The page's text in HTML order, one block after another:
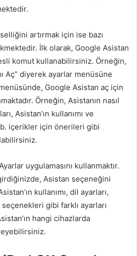
artırmak için ise bazı
İlk olarak, Google Asistan
komut kullanabilirsiniz. Örneğin,
Aç” diyerek ayarlar menüsüne
Google Asistan aç için
Örneğin, Asistanın nasıl
Asistan’ın kullanımı ve
içerikler için önerileri gibi
uygulamasını kullanmaktır.
Asistan seçeneğini
kullanımı, dil ayarları,
seçenekleri gibi farklı ayarları
hangi cihazlarda